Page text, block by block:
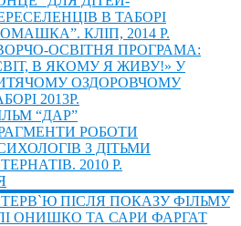
В ТАБОРІ
КЛІП, 2014 Р.
ОСВІТНЯ ПРОГРАМА:
В ЯКОМУ Я ЖИВУ!» У
ОЗДОРОВЧОМУ
2013Р.
“ДАР”
РОБОТИ
З ДІТЬМИ
2010 Р.
ПІСЛЯ ПОКАЗУ ФІЛЬМУ
ОНИШКО ТА САРИ ФАРГАТ